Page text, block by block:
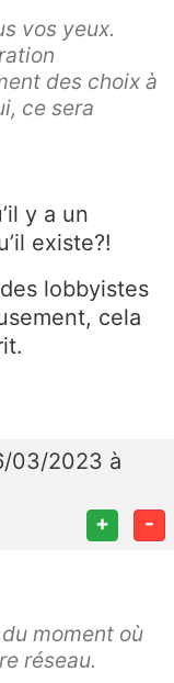
vos yeux.
des choix à
ce sera
y a un
existe?!
lobbyistes
cela
03/2023 à
+ -
moment où
réseau.